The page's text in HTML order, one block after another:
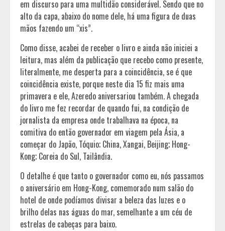
em discurso para uma multidão considerável. Sendo que no
alto da capa, abaixo do nome dele, há uma figura de duas
mãos fazendo um “xis”.
Como disse, acabei de receber o livro e ainda não iniciei a
leitura, mas além da publicação que recebo como presente,
literalmente, me desperta para a coincidência, se é que
coincidência existe, porque neste dia 15 fiz mais uma
primavera e ele, Azeredo aniversariou também. A chegada
do livro me fez recordar de quando fui, na condição de
jornalista da empresa onde trabalhava na época, na
comitiva do então governador em viagem pela Ásia, a
começar do Japão, Tóquio; China, Xangai, Beijing; Hong-
Kong; Coreia do Sul, Tailândia.
O detalhe é que tanto o governador como eu, nós passamos
o aniversário em Hong-Kong, comemorado num salão do
hotel de onde podíamos divisar a beleza das luzes e o
brilho delas nas águas do mar, semelhante a um céu de
estrelas de cabeças para baixo.